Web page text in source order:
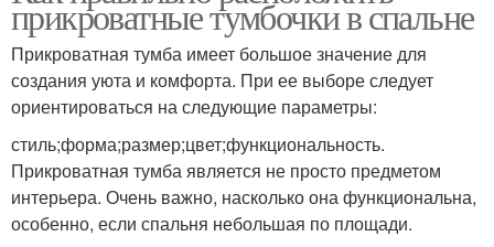
прикроватные тумбочки в спальне
Прикроватная тумба имеет большое значение для
создания уюта и комфорта. При ее выборе следует
ориентироваться на следующие параметры:
стиль;форма;размер;цвет;функциональность.
Прикроватная тумба является не просто предметом
интерьера. Очень важно, насколько она функциональна,
особенно, если спальня небольшая по площади.